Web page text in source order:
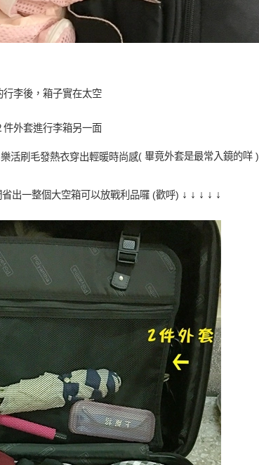
行李後，箱子實在太空
件外套進行李箱另一面
( 畢竟外套是最常入鏡的咩 )
出一整個大空箱可以放戰利品囉 (歡呼) ↓ ↓ ↓ ↓ ↓